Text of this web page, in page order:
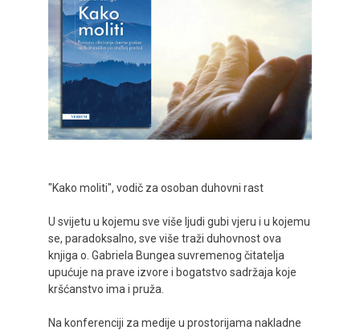
"Kako moliti", vodič za osoban duhovni rast
U svijetu u kojemu sve više ljudi gubi vjeru i u kojemu
se, paradoksalno, sve više traži duhovnost ova
knjiga o. Gabriela Bungea suvremenog čitatelja
upućuje na prave izvore i bogatstvo sadržaja koje
kršćanstvo ima i pruža.
Na konferenciji za medije u prostorijama nakladne